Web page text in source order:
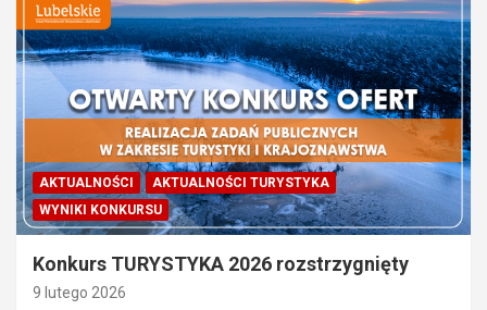
AKTUALNOŚCI
AKTUALNOŚCI TURYSTYKA
WYNIKI KONKURSU
Konkurs TURYSTYKA 2026 rozstrzygnięty
9 lutego 2026